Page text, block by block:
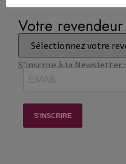
Votre revendeur
S’inscrire à la Newsletter :